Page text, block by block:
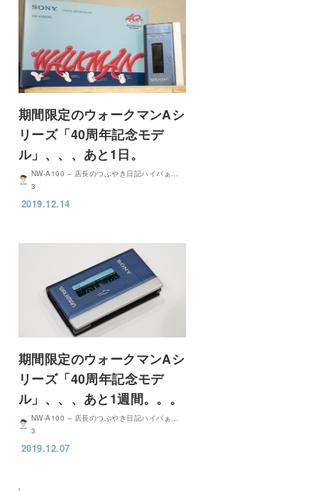
期間限定のウォークマンAシ
リーズ「40周年記念モデ
ル」、、、あと1日。
NW-A100 – 店長のつぶやき日記ハイパぁ…
3
2019.12.14
期間限定のウォークマンAシ
リーズ「40周年記念モデ
ル」、、、あと1週間。。。
NW-A100 – 店長のつぶやき日記ハイパぁ…
3
2019.12.07